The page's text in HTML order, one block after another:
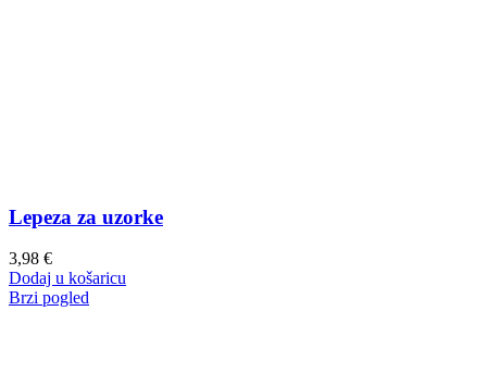
Lepeza za uzorke
3,98 €
Dodaj u košaricu
Brzi pogled